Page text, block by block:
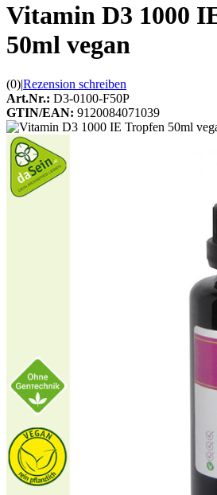
Vitamin D3 1000
50ml vegan
(0)|Rezension schreiben
Art.Nr.: D3-0100-F50P
GTIN/EAN: 9120084071039